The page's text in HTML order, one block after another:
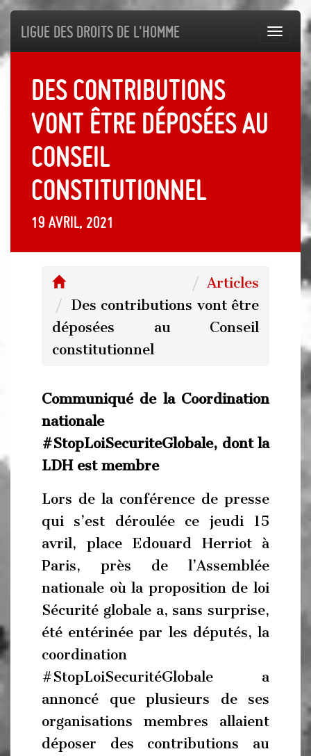
Ligue des droits de l'Homme
Des contributions
vont être déposées au
Conseil
constitutionnel
19 avril, 2021
Articles
Des contributions vont être
déposées au Conseil
constitutionnel
Communiqué de la Coordination
nationale
#StopLoiSecuriteGlobale, dont la
LDH est membre
Lors de la conférence de presse
qui s’est déroulée ce jeudi 15
avril, place Edouard Herriot à
Paris, près de l’Assemblée
nationale où la proposition de loi
Sécurité globale a, sans surprise,
été entérinée par les députés, la
coordination
#StopLoiSecuritéGlobale a
annoncé que plusieurs de ses
organisations membres allaient
déposer des contributions au